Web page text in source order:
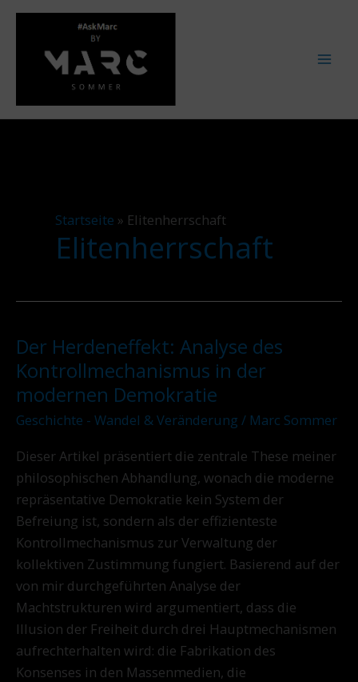
Zum
springen
Startseite » Elitenherrschaft
Elitenherrschaft
Der Herdeneffekt: Analyse des
Kontrollmechanismus in der
modernen Demokratie
Geschichte - Wandel & Veränderung / Marc Sommer
Dieser Artikel präsentiert die zentrale These meiner
philosophischen Abhandlung, wonach die moderne
repräsentative Demokratie kein System der
Befreiung ist, sondern als der effizienteste
Kontrollmechanismus zur Verwaltung der
kollektiven Zustimmung fungiert. Basierend auf der
von mir durchgeführten Analyse der
Machtstrukturen wird argumentiert, dass die
Illusion der Freiheit durch drei Hauptmechanismen
aufrechterhalten wird: die Fabrikation des
Konsenses in den Massenmedien, die
Der
Herdeneffekt:
Analyse
Kontrollmechanismus
in
der
modernen
Demokratie